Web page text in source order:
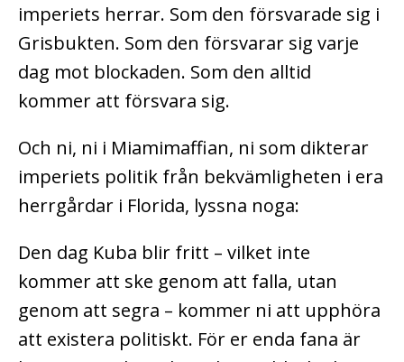
imperiets herrar. Som den försvarade sig i
Grisbukten. Som den försvarar sig varje
dag mot blockaden. Som den alltid
kommer att försvara sig.
Och ni, ni i Miamimaffian, ni som dikterar
imperiets politik från bekvämligheten i era
herrgårdar i Florida, lyssna noga:
Den dag Kuba blir fritt – vilket inte
kommer att ske genom att falla, utan
genom att segra – kommer ni att upphöra
att existera politiskt. För er enda fana är